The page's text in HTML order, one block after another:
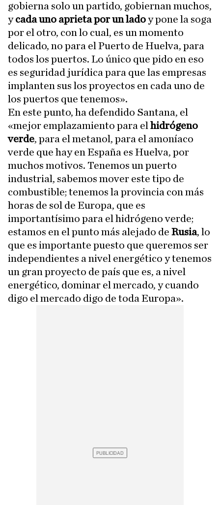
gobierna solo un partido, gobiernan muchos,
ycada uno aprieta por un ladoy pone la soga
por el otro, con lo cual, es un momento
delicado, no para el Puerto de Huelva, para
todos los puertos. Lo único que pido en eso
es seguridad jurídica para que las empresas
implanten sus los proyectos en cada uno de
los puertos que tenemos».
En este punto, ha defendido Santana, el
«mejor emplazamiento para el hidrógeno
verde, para el metanol, para el amoníaco
verde que hay en España es Huelva, por
muchos motivos. Tenemos un puerto
industrial, sabemos mover este tipo de
combustible; tenemos la provincia con más
horas de sol de Europa, que es
importantísimo para el hidrógeno verde;
estamos en el punto más alejado de Rusia, lo
que es importante puesto que queremos ser
independientes a nivel energético y tenemos
un gran proyecto de país que es, a nivel
energético, dominar el mercado, y cuando
digo el mercado digo de toda Europa».